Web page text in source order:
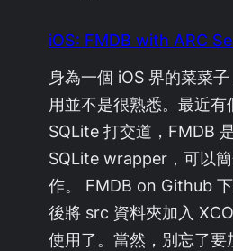
iOS: FMDB with ARC
身為一個 iOS 界的菜菜
用並不是很熟悉。最近有
SQLite 打交道，FMDB
SQLite wrapper，可以
作。 FMDB on Github
後將 src 資料夾加入
使用了。當然，別忘了要